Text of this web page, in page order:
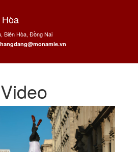
Biên Hòa, Đồng Nai
Video